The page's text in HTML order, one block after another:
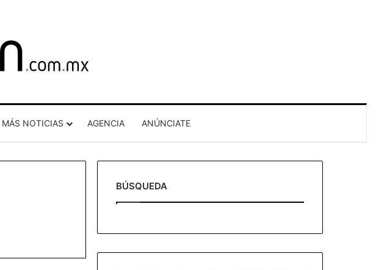
MÁS NOTICIAS AGENCIA ANÚNCIATE
BÚSQUEDA